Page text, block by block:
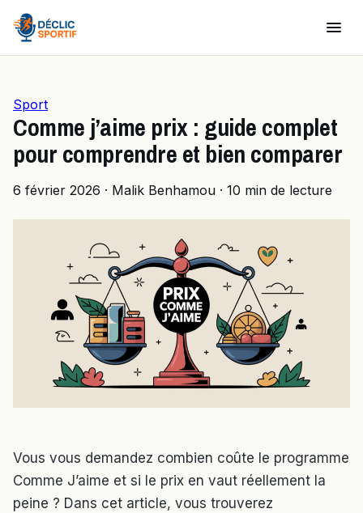
Sport
Comme j’aime prix : guide complet
pour comprendre et bien comparer
6 février 2026 · Malik Benhamou · 10 min de lecture
Vous vous demandez combien coûte le programme
Comme J’aime et si le prix en vaut réellement la
peine ? Dans cet article, vous trouverez